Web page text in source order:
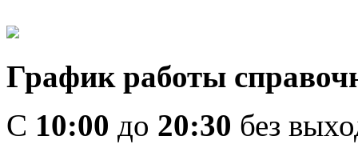
График работы
C 10:00 до 20:30 без